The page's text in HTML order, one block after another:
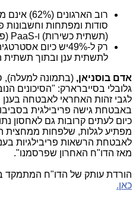
רוב
סודות ומפתחות וחשבונות
(תשתית כשירות) ו-PaaS
רק ל-49%יש כיום
לתשתית ענן ובתוך תשתית
אדם בוסניאן, (בתמונה למעלה),
גלובלי בסייברארק: "הסיכונים
לגבי זהות האחראי לאבטחה בענן
באבטחת גישה פריבילגית
כיום לעתים קרובות גם לאחסון
מפתיע לגלות, שלפחות ממחצית
לאבטחת הרשאות פריבילגיות
מאז הדו"ח האחרון שפרסמנו".
הורדת עותק של הדו"ח המתמקד
כאן.